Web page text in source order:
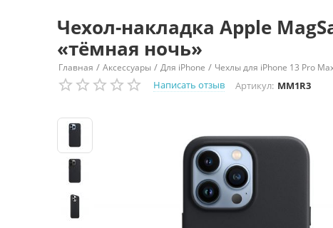
Чехол-накладка Apple
«тёмная ночь»
Главная / Аксессуары / Для iPhone / Чехлы для iPhone 13 Pro
Написать отзыв
Артикул: MM1R3